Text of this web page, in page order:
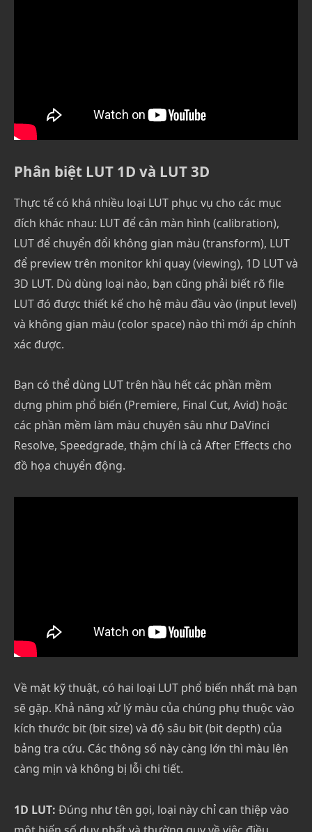
Phân biệt LUT 1D và LUT 3D
Thực tế có khá nhiều loại LUT phục vụ cho các mục
đích khác nhau: LUT để cân màn hình (calibration),
LUT để chuyển đổi không gian màu (transform), LUT
để preview trên monitor khi quay (viewing), 1D LUT và
3D LUT. Dù dùng loại nào, bạn cũng phải biết rõ file
LUT đó được thiết kế cho hệ màu đầu vào (input level)
và không gian màu (color space) nào thì mới áp chính
xác được.
Bạn có thể dùng LUT trên hầu hết các phần mềm
dựng phim phổ biến (Premiere, Final Cut, Avid) hoặc
các phần mềm làm màu chuyên sâu như DaVinci
Resolve, Speedgrade, thậm chí là cả After Effects cho
đồ họa chuyển động.
Về mặt kỹ thuật, có hai loại LUT phổ biến nhất mà bạn
sẽ gặp. Khả năng xử lý màu của chúng phụ thuộc vào
kích thước bit (bit size) và độ sâu bit (bit depth) của
bảng tra cứu. Các thông số này càng lớn thì màu lên
càng mịn và không bị lỗi chi tiết.
1D LUT: Đúng như tên gọi, loại này chỉ can thiệp vào